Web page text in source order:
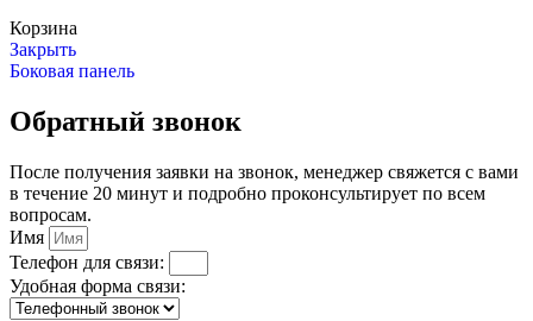
Корзина
Закрыть
Боковая панель
Обратный звонок
После получения заявки на звонок, менеджер свяжется с вами
в течение 20 минут и подробно проконсультирует по всем
вопросам.
Имя
Телефон для связи:
Удобная форма связи: